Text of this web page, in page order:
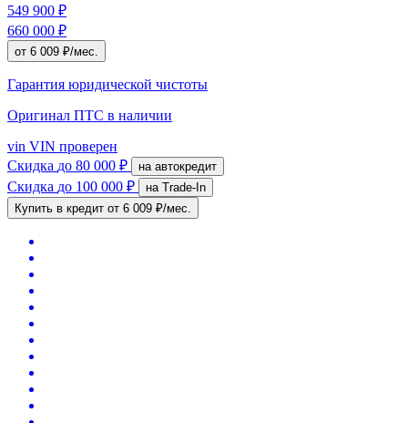
549 900 ₽
660 000 ₽
от 6 009 ₽/мес.
Гарантия юридической чистоты
Оригинал ПТС в наличии
vin VIN проверен
Скидка до 80 000 ₽ на автокредит
Скидка до 100 000 ₽
на Trade-In
Купить в кредит от 6 009 ₽/мес.